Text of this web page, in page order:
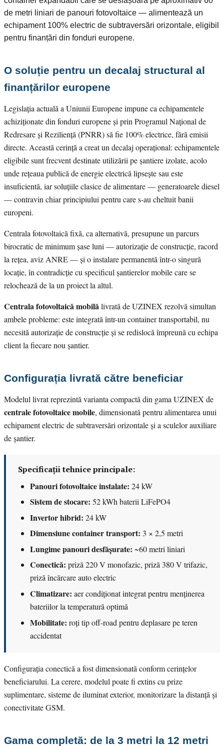
de metri liniari de panouri fotovoltaice — alimentează un
echipament 100% electric de subtraversări orizontale, eligibil
pentru finanțări din fonduri europene.
O soluție pentru un decalaj structural al
finanțărilor europene
Legislația actuală a Uniunii Europene impune ca echipamentele
achiziționate din fonduri europene și prin Programul Național de
Redresare și Reziliență (PNRR) să fie 100% electrice, fără emisii
directe. Această cerință a creat un decalaj operațional: echipamentele
eligibile sunt frecvent destinate utilizării pe șantiere izolate, acolo
unde rețeaua publică de energie electrică lipsește sau este
insuficientă, iar soluțiile clasice de alimentare — generatoarele diesel
— contravin chiar principiului pentru care s-au cheltuit banii
europeni.
Centrala fotovoltaică fixă, ca alternativă, presupune un parcurs
birocratic de minimum șase luni — autorizație de construcție, racord
la rețea, aviz ANRE — și o instalare permanentă într-o singură
locație, în contradicție cu specificul șantierelor mobile care se
relochează de la un proiect la altul.
Centrala fotovoltaică mobilălivrată de UZINEX rezolvă simultan
ambele probleme: este integrată într-un container transportabil, nu
necesită autorizație de construcție și se redislocă împreună cu echipa
client la fiecare nou șantier.
Configurația livrată către beneficiar
Modelul livrat reprezintă varianta compactă din gama UZINEX de
centrale fotovoltaice mobile, dimensionată pentru alimentarea unui
echipament electric de subtraversări orizontale și a sculelor auxiliare
de șantier.
Specificații tehnice principale:
Panouri fotovoltaice instalate: 24 kW
Sistem de stocare: 52 kWh baterii LiFePO4
Invertor hibrid: 24 kW
Dimensiune container transport: 3 × 2,5 metri
Lungime panouri desfășurate: ~60 metri liniari
Conectică: priză 220 V monofazic, priză 380 V trifazic,
priză încărcare auto electric
Climatizare: aer condiționat integrat pentru menținerea
bateriilor la temperatură optimă
Mobilitate: roți tip off-road pentru deplasare pe teren
accidentat
Configurația conectică a fost dimensionată conform cerințelor
beneficiarului. La cerere, modelul poate fi extins cu prize
suplimentare, sisteme de iluminat exterior, monitorizare la distanță și
conectivitate GSM.
Gama completă: de la 3 metri la 12 metri